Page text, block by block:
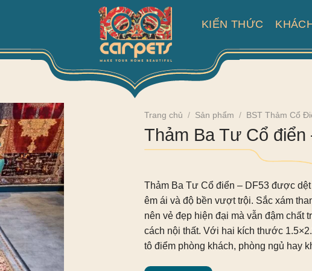
KIẾN THỨC
Trang chủ / Sản phẩm / BST Thảm Cổ
Thảm Ba Tư Cổ điển
Thảm Ba Tư Cổ điển – DF53 được dệt
êm ái và độ bền vượt trội. Sắc xám
nên vẻ đẹp hiện đại mà vẫn đậm chất
cách nội thất. Với hai kích thước
tô điểm phòng khách, phòng ngủ hay